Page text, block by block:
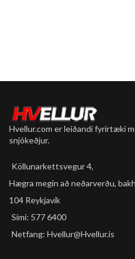
Hvellur.com er leiðandi fyrirtæki
snjókeðjur.
Köllunarkettsvegur 4,
Hægra megin að neðarverðu,
104 Reykjavík
Sími: 577 6400
Netfang: Hvellur@Hvellur.is